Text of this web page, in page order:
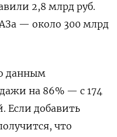
2,8 млрд руб.
— около 300 млрд
данным
на 86% — с 174
Если добавить
что